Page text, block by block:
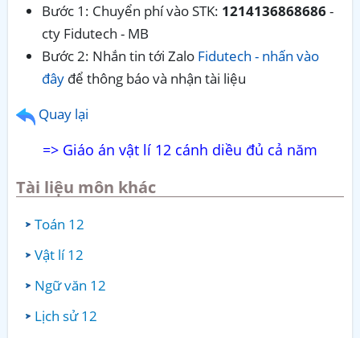
Bước 1: Chuyển phí vào STK: 1214136868686-
cty Fidutech - MB
Bước 2: Nhắn tin tới Zalo Fidutech - nhấn vào
đây để thông báo và nhận tài liệu
Quay lại
=> Giáo án vật lí 12 cánh diều đủ cả năm
Tài liệu môn khác
Toán 12
Vật lí 12
Ngữ văn 12
Lịch sử 12